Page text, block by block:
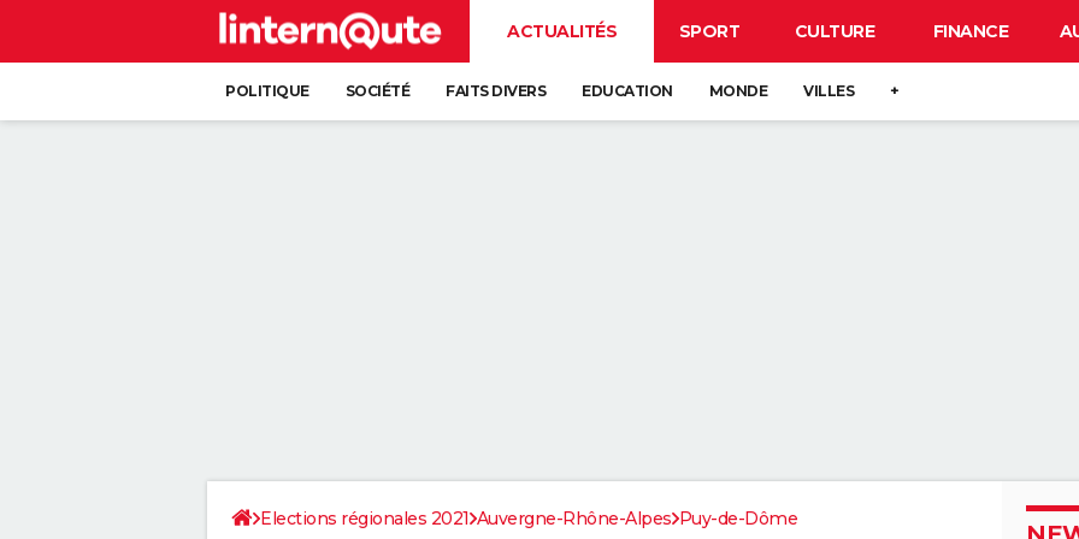
ACTUALITÉS SPORT CULTURE FINANCE
POLITIQUE SOCIÉTÉ FAITS DIVERS EDUCATION MONDE VILLES +
Elections régionales 2021 Auvergne-Rhône-Alpes Puy-de-Dôme